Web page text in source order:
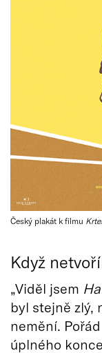
Český plakát k filmu
Když
„Viděl jsem
byl stejně zlý,
nemění.
úplného